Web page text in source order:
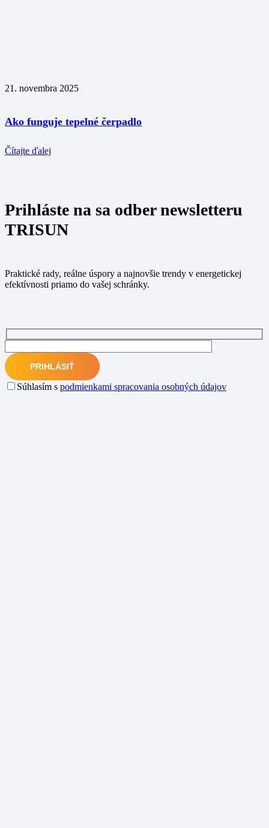
21. novembra 2025
Ako funguje tepelné čerpadlo
Čítajte ďalej
Prihláste na sa odber newsletteru
TRISUN
Praktické rady, reálne úspory a najnovšie trendy v energetickej
efektívnosti priamo do vašej schránky.
Súhlasím s podmienkami spracovania osobných údajov